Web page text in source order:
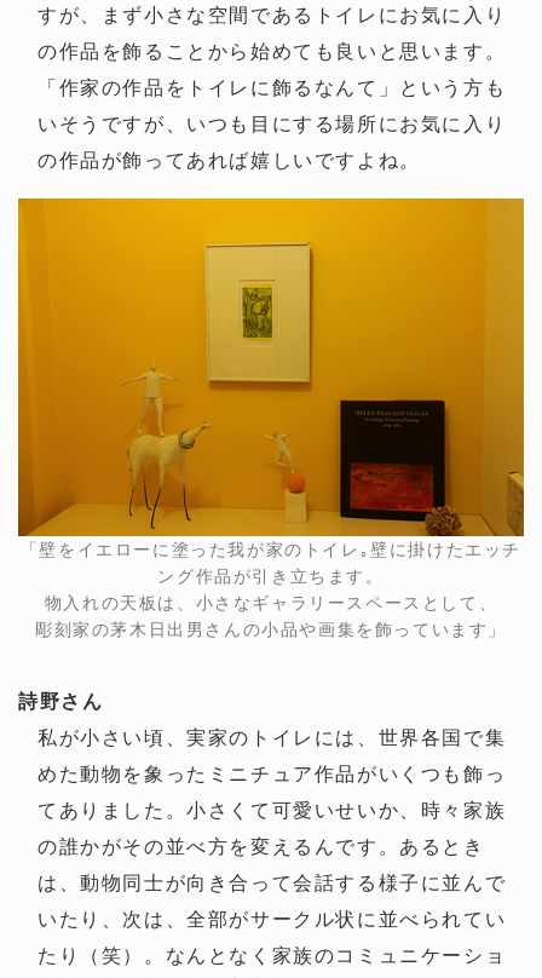
すが、まず小さな空間であるトイレにお気に入り
の作品を飾ることから始めても良いと思います。
「作家の作品をトイレに飾るなんて」という方も
いそうですが、いつも目にする場所にお気に入り
の作品が飾ってあれば嬉しいですよね。
「壁をイエローに塗った我が家のトイレ｡壁に掛けたエッチ
ング作品が引き立ちます。
物入れの天板は、小さなギャラリースペースとして、
彫刻家の茅木日出男さんの小品や画集を飾っています」
詩野さん
私が小さい頃、実家のトイレには、世界各国で集
めた動物を象ったミニチュア作品がいくつも飾っ
てありました。小さくて可愛いせいか、時々家族
の誰かがその並べ方を変えるんです。あるとき
は、動物同士が向き合って会話する様子に並んで
いたり、次は、全部がサークル状に並べられてい
たり（笑）。なんとなく家族のコミュニケーショ